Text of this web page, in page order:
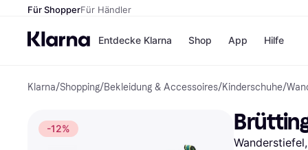
Für ShopperFür Händler
Entdecke Klarna
Zahlungsmethoden
Sofort bezahlen
Bezahle in 3
Teilzahlungen
Shop
Shops
H&M
Temu
App Hilfe
Klarna/Shopping/Bekleidung & Accessoires/Kinderschuhe/
-12%